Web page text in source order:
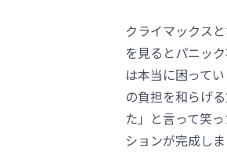
クライマックス
を見るとパニッ
は本当に困って
の負担を和らげ
た」と言って笑
ションが完成し